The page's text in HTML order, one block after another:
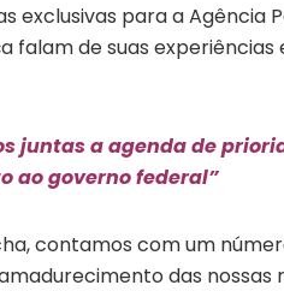
exclusivas para a Agência
falam de suas
juntas a agenda de
ao governo federal”
contamos com um
das